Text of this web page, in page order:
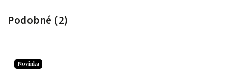
Podobné (2)
Novinka